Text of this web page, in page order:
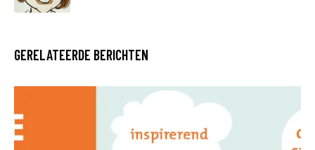
GERELATEERDE BERICHTEN